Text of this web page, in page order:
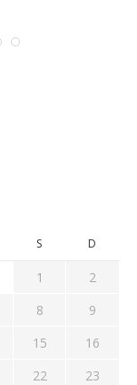
S D
1
2
8
9
15
16
22
23